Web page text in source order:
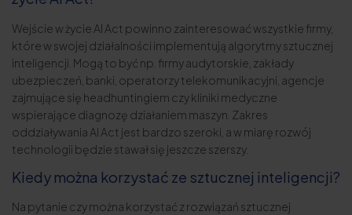
Wejście w życie AI Act powinno zainteresować wszystkie firmy,
które w swojej działalności implementują algorytmy sztucznej
inteligencji. Mogą to być np. firmy audytorskie, zakłady
ubezpieczeń, banki, operatorzy telekomunikacyjni, agencje
zajmujące się headhuntingiem czy kliniki medyczne
wspierające diagnozę działaniem maszyn. Zakres
oddziaływania AI Act jest bardzo szeroki, a w miarę rozwój
technologii będzie stawał się jeszcze szerszy.
Kiedy można korzystać ze sztucznej inteligencji?
Na pytanie czy można korzystać z rozwiązań sztucznej